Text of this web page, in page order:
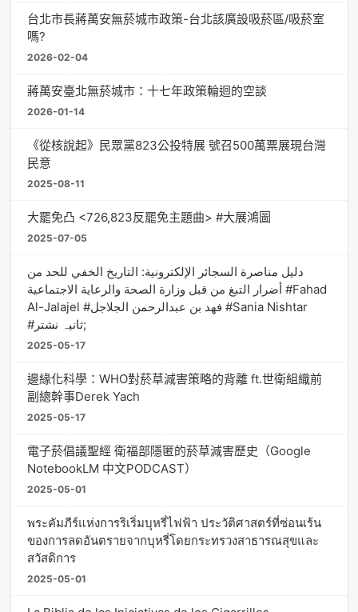
台北市長蔣萬安無菸城市政策-台北該廣設吸菸區/吸菸室
嗎?
2026-02-04
蔣萬安臺北無菸城市：十七年政策輪迴的空談
2026-01-14
《從核說起》民眾黨823公投特展 號召500萬票展現台灣
民意
2025-08-11
大罷免凸 <726,823反罷免主題曲> #大展鴻圖
2025-07-05
دليل مناصرة السجائر الإلكترونية: التاريخ الخفي للحد من
أضرار التبغ من قبل وزارة الصحة والرعاية الاجتماعية #Fahad
Al-Jalajel #فهد بن عبدالرحمن الجلاجل #Sania Nishtar
#ثانیہ نشتر;
2025-05-17
邊緣化科學：WHO對菸草減害策略的背離 ft.世衛組織前
副總幹事Derek Yach
2025-05-17
電子菸倡議聖經 衛福部隱匿的菸草減害歷史（Google
NotebookLM 中文PODCAST）
2025-05-01
พระคัมภีร์แห่งการริเริ่มบุหรี่ไฟฟ้า ประวัติศาสตร์ที่ซ่อนเร้น
ของการลดอันตรายจากบุหรี่โดยกระทรวงสาธารณสุขและ
สวัสดิการ
2025-05-01